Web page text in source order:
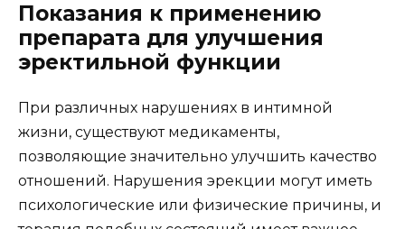
Показания к применению
препарата для улучшения
эректильной функции
При различных нарушениях в интимной
жизни, существуют медикаменты,
позволяющие значительно улучшить качество
отношений. Нарушения эрекции могут иметь
психологические или физические причины, и